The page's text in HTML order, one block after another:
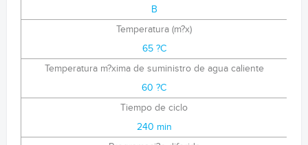
B
Temperatura (m?x)
65 ?C
Temperatura m?xima de suministro de agua caliente
60 ?C
Tiempo de ciclo
240 min